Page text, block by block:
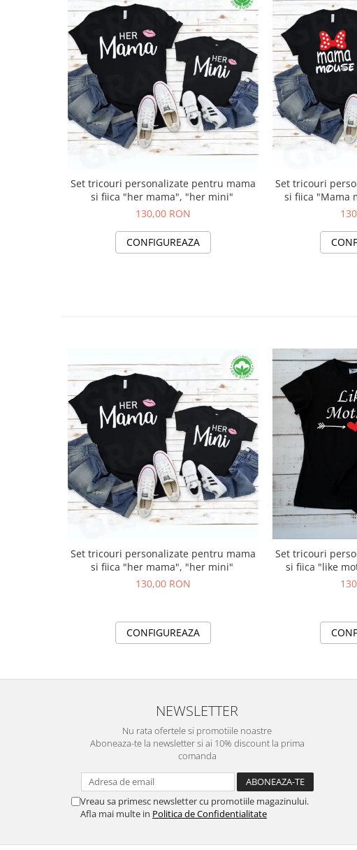
Set tricouri personalizate pentru mama
si fiica "her mama", "her mini"
130,00 RON
CONFIGUREAZA
Set tricouri
si fiica "Mama
Set tricouri personalizate pentru mama
si fiica "her mama", "her mini"
130,00 RON
CONFIGUREAZA
Set tricouri
si fiica "like
NEWSLETTER
Nu rata ofertele si promotiile noastre
Aboneaza-te la newsletter si ai 10% discount la prima
comanda
Vreau sa primesc newsletter cu promotiile magazinului.
Afla mai multe in Politica de Confidentialitate